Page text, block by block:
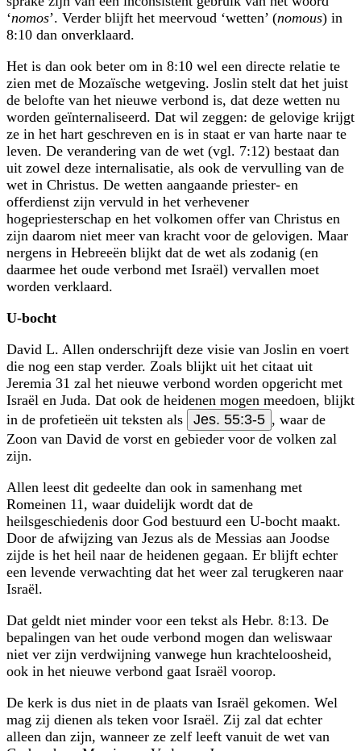
‘nomos’. Verder blijft het meervoud ‘wetten’ (nomous) in
8:10 dan onverklaard.
Het is dan ook beter om in 8:10 wel een directe relatie te
zien met de Mozaïsche wetgeving. Joslin stelt dat het juist
de belofte van het nieuwe verbond is, dat deze wetten nu
worden geïnternaliseerd. Dat wil zeggen: de gelovige krijgt
ze in het hart geschreven en is in staat er van harte naar te
leven. De verandering van de wet (vgl. 7:12) bestaat dan
uit zowel deze internalisatie, als ook de vervulling van de
wet in Christus. De wetten aangaande priester- en
offerdienst zijn vervuld in het verhevener
hogepriesterschap en het volkomen offer van Christus en
zijn daarom niet meer van kracht voor de gelovigen. Maar
nergens in Hebreeën blijkt dat de wet als zodanig (en
daarmee het oude verbond met Israël) vervallen moet
worden verklaard.
U-bocht
David L. Allen onderschrijft deze visie van Joslin en voert
die nog een stap verder. Zoals blijkt uit het citaat uit
Jeremia 31 zal het nieuwe verbond worden opgericht met
Israël en Juda. Dat ook de heidenen mogen meedoen, blijkt
in de profetieën uit teksten als
Jes. 55:3-5 , waar de
Zoon van David de vorst en gebieder voor de volken zal
zijn.
Allen leest dit gedeelte dan ook in samenhang met
Romeinen 11, waar duidelijk wordt dat de
heilsgeschiedenis door God bestuurd een U-bocht maakt.
Door de afwijzing van Jezus als de Messias aan Joodse
zijde is het heil naar de heidenen gegaan. Er blijft echter
een levende verwachting dat het weer zal terugkeren naar
Israël.
Dat geldt niet minder voor een tekst als Hebr. 8:13. De
bepalingen van het oude verbond mogen dan weliswaar
niet ver zijn verdwijning vanwege hun krachteloosheid,
ook in het nieuwe verbond gaat Israël voorop.
De kerk is dus niet in de plaats van Israël gekomen. Wel
mag zij dienen als teken voor Israël. Zij zal dat echter
alleen dan zijn, wanneer ze zelf leeft vanuit de wet van